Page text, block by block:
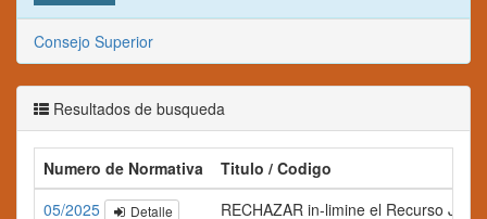
Consejo Superior
Resultados de busqueda
Numero de Normativa
Titulo / Codigo
05/2025
Detalle RECHAZAR in-limine el Recurso